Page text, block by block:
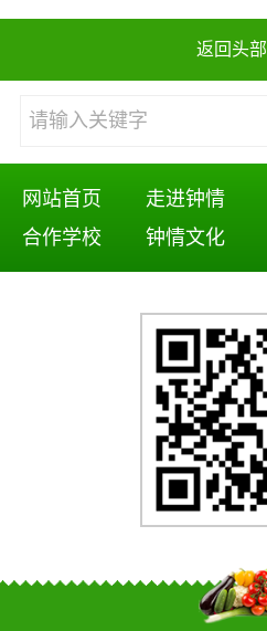
返回头部
网站首页 走进钟情
合作学校
钟情文化